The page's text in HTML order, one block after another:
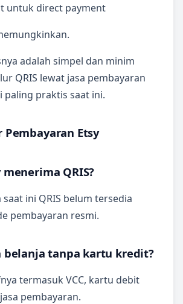
untuk direct payment
adalah simpel dan minim
QRIS lewat jasa pembayaran
paling praktis saat ini.
Pembayaran Etsy
QRIS?
ini QRIS belum tersedia
pembayaran resmi.
belanja tanpa kartu kredit?
termasuk VCC, kartu debit
pembayaran.